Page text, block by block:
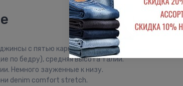
с пятью карманами. Посадка
по бедру), средняя высота талии.
Немного зауженные к низу.
denim comfort stretch.